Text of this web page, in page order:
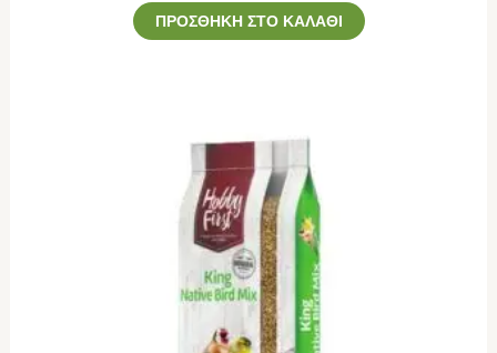
ΠΡΟΣΘΉΚΗ ΣΤΟ ΚΑΛΆΘΙ